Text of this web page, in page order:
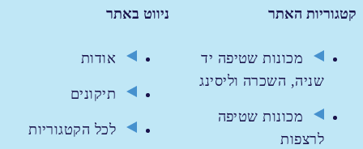
ניווט באתר
אודות
תיקונים
לכל הקטגוריות
קטגוריות האתר
מכונות שטיפה יד
שניה, השכרה וליסינג
מכונות שטיפה
לרצפות